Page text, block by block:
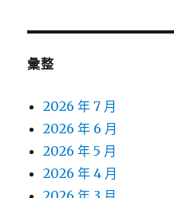
彙整
2026 年 7 月
2026 年 6 月
2026 年 5 月
2026 年 4 月